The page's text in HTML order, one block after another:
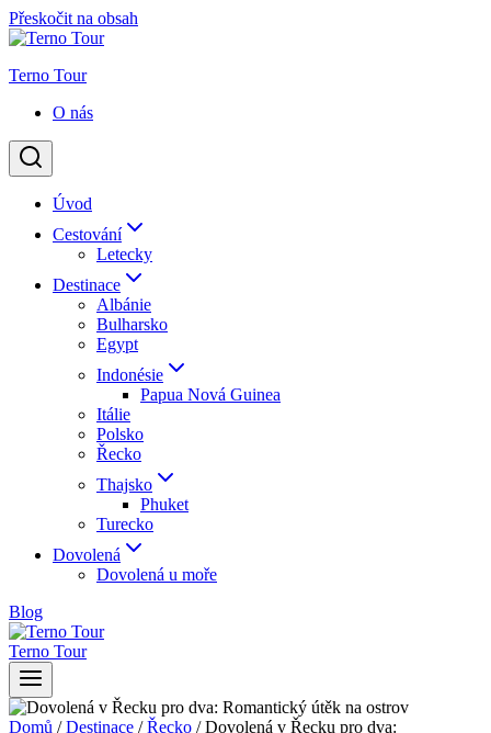
Přeskočit na obsah
Terno Tour
O nás
Úvod
Cestování
Letecky
Destinace
Albánie
Bulharsko
Egypt
Indonésie
Papua Nová Guinea
Itálie
Polsko
Řecko
Thajsko
Phuket
Turecko
Dovolená
Dovolená u moře
Blog
Terno Tour
Domů / Destinace / Řecko / Dovolená v Řecku pro dva: